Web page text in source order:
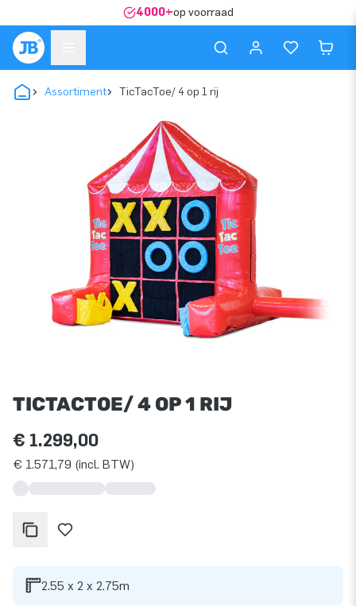
4000+op voorraad
Assortiment TicTacToe/ 4 op 1 rij
TICTACTOE/ 4 OP 1 RIJ
€ 1.299,00
€ 1.571,79 (incl. BTW)
2.55 x 2 x 2.75m